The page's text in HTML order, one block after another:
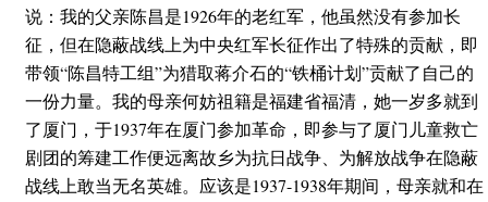
说：我的父亲陈昌是1926年的老红军，他虽然没有参加长
征，但在隐蔽战线上为中央红军长征作出了特殊的贡献，即
带领“陈昌特工组”为猎取蒋介石的“铁桶计划”贡献了自己的
一份力量。我的母亲何妨祖籍是福建省福清，她一岁多就到
了厦门，于1937年在厦门参加革命，即参与了厦门儿童救亡
剧团的筹建工作便远离故乡为抗日战争、为解放战争在隐蔽
战线上敢当无名英雄。应该是1937-1938年期间，母亲就和在